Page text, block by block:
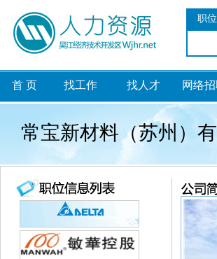
职位
首 页 找工作 找人才 网络
常宝新材料（苏州）